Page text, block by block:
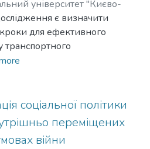
університет "Києво-
академія",2025)
Сергій
є визначити
для ефективного
транспортного
на прикладі Японії, з
соціальної політики
переміщених
війни